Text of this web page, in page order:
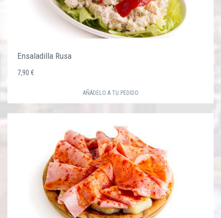
Ensaladilla Rusa
7,90 €
AÑÁDELO A TU PEDIDO